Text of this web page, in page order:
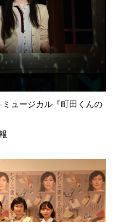
ュージカル『町田くんの